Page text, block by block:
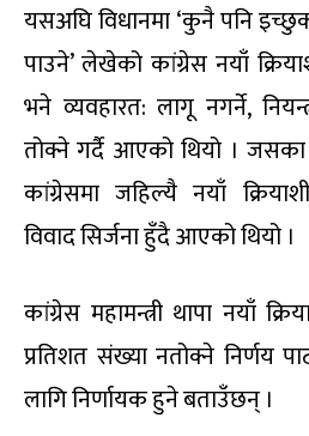
यसअघि विधानमा ‘कुनै पनि
पाउने’ लेखेको कांग्रेस नयाँ
भने व्यवहारत: लागू नगर्ने,
तोक्ने गर्दै आएको थियो ।
कांग्रेसमा जहिल्यै नयाँ
विवाद सिर्जना हुँदै आएको थियो ।
कांग्रेस महामन्त्री थापा नयाँ
प्रतिशत संख्या नतोक्ने निर्णय
लागि निर्णायक हुने बताउँछन् ।